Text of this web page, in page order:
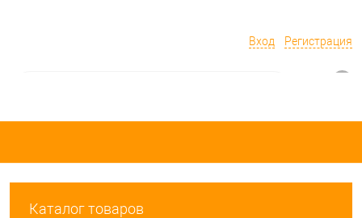
Вход Регистрация
Каталог товаров